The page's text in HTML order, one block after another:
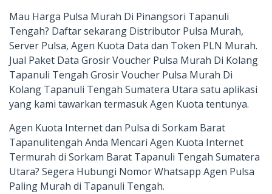
Mau Harga Pulsa Murah Di Pinangsori Tapanuli
Tengah? Daftar sekarang Distributor Pulsa Murah,
Server Pulsa, Agen Kuota Data dan Token PLN Murah.
Jual Paket Data Grosir Voucher Pulsa Murah Di Kolang
Tapanuli Tengah Grosir Voucher Pulsa Murah Di
Kolang Tapanuli Tengah Sumatera Utara satu aplikasi
yang kami tawarkan termasuk Agen Kuota tentunya.
Agen Kuota Internet dan Pulsa di Sorkam Barat
Tapanulitengah Anda Mencari Agen Kuota Internet
Termurah di Sorkam Barat Tapanuli Tengah Sumatera
Utara? Segera Hubungi Nomor Whatsapp Agen Pulsa
Paling Murah di Tapanuli Tengah.